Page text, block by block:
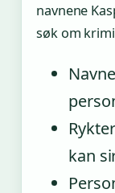
navnene
søk om
kan